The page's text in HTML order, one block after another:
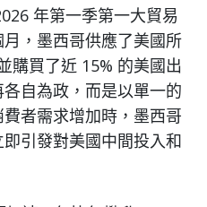
年第一季第一大貿易
，墨西哥供應了美國所
購買了近 15% 的美國出
自為政，而是以單一的
者需求增加時，墨西哥
引發對美國中間投入和